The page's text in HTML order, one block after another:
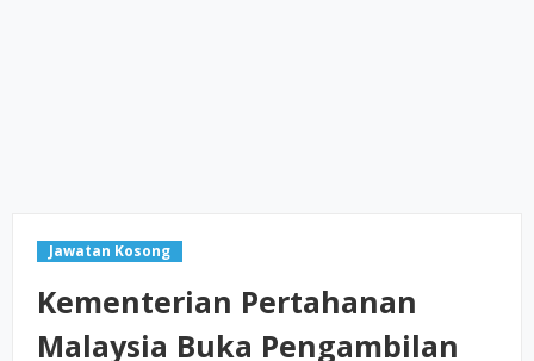
Jawatan Kosong
Kementerian Pertahanan
Malaysia Buka Pengambilan